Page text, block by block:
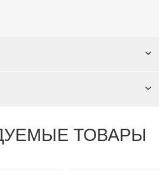
ТОВАРЫ